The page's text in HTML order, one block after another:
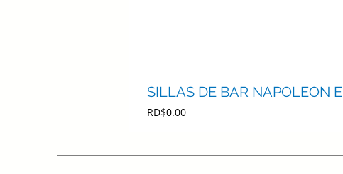
SILLAS DE BAR NAPOLEON
Precio
RD$0.00